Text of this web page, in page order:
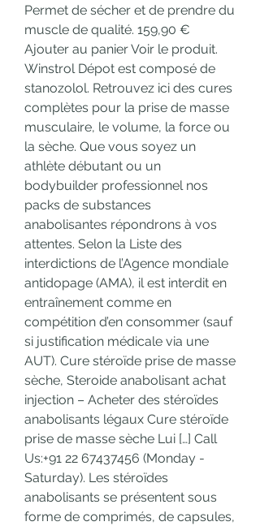
Permet de sécher et de prendre du
muscle de qualité. 159,90 €
Ajouter au panier Voir le produit.
Winstrol Dépot est composé de
stanozolol. Retrouvez ici des cures
complètes pour la prise de masse
musculaire, le volume, la force ou
la sèche. Que vous soyez un
athlète débutant ou un
bodybuilder professionnel nos
packs de substances
anabolisantes répondrons à vos
attentes. Selon la Liste des
interdictions de l’Agence mondiale
antidopage (AMA), il est interdit en
entraînement comme en
compétition d’en consommer (sauf
si justification médicale via une
AUT). Cure stéroïde prise de masse
sèche, Steroide anabolisant achat
injection – Acheter des stéroïdes
anabolisants légaux Cure stéroïde
prise de masse sèche Lui […] Call
Us:+91 22 67437456 (Monday -
Saturday). Les stéroïdes
anabolisants se présentent sous
forme de comprimés, de capsules,